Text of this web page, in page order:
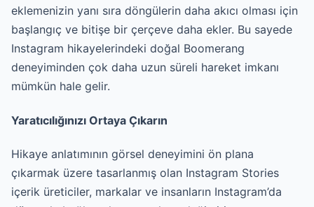
eklemenizin yanı sıra döngülerin daha akıcı olması için
başlangıç ve bitişe bir çerçeve daha ekler. Bu sayede
Instagram hikayelerindeki doğal Boomerang
deneyiminden çok daha uzun süreli hareket imkanı
mümkün hale gelir.
Yaratıcılığınızı Ortaya Çıkarın
Hikaye anlatımının görsel deneyimini ön plana
çıkarmak üzere tasarlanmış olan Instagram Stories
içerik üreticiler, markalar ve insanların Instagram’da